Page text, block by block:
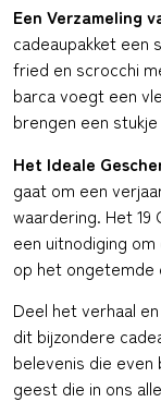
Een Verzameling
cadeaupakket een
fried en scrocchi
barca voegt een
brengen een
Het Ideale
gaat om een
waardering. Het
een uitnodiging
op het ongetemde
Deel het verhaal
dit bijzondere
belevenis die even
geest die in ons